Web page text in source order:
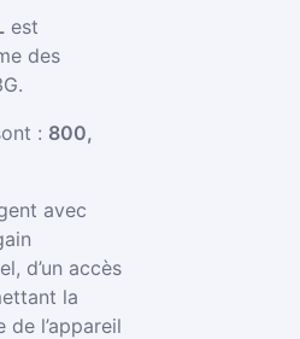
est
des
: 800,
avec
d’un accès
la
l’appareil